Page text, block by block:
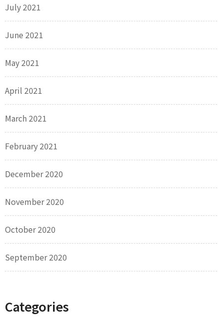
July 2021
June 2021
May 2021
April 2021
March 2021
February 2021
December 2020
November 2020
October 2020
September 2020
Categories